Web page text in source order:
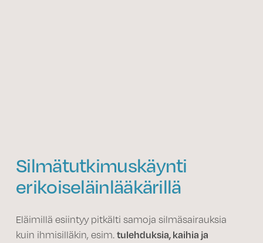
Silmätutkimuskäynti
erikoiseläinlääkärillä
Eläimillä esiintyy pitkälti samoja silmäsairauksia
kuin ihmisilläkin, esim. tulehduksia, kaihia ja